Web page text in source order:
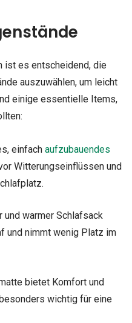
ist es entscheidend, die
auszuwählen, um leicht
einige essentielle Items,
einfach aufzubauendes
Witterungseinflüssen und
und warmer Schlafsack
und nimmt wenig Platz im
bietet Komfort und
wichtig für eine